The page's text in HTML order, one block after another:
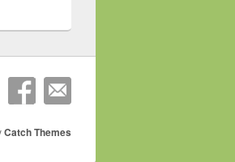
Catch Themes